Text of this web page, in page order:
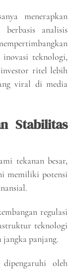
menerapkan
analisis
teknologi,
ritel lebih
viral di media
Stabilitas
tekanan besar,
memiliki potensi
regulasi
teknologi
panjang.
oleh